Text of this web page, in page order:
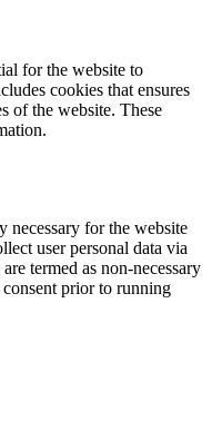
for the website to
cookies that ensures
of the website. These
necessary for the website
user personal data via
termed as non-necessary
prior to running